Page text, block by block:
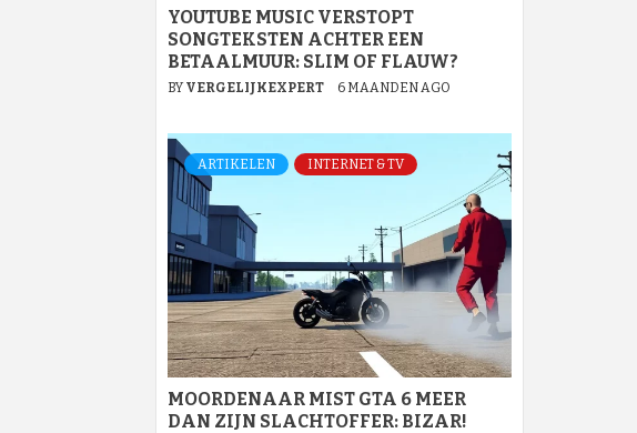
YOUTUBE MUSIC VERSTOPT
SONGTEKSTEN ACHTER EEN
BETAALMUUR: SLIM OF FLAUW?
BY VERGELIJKEXPERT 6 MAANDEN AGO
ARTIKELEN INTERNET & TV
MOORDENAAR MIST GTA 6 MEER
DAN ZIJN SLACHTOFFER: BIZAR!